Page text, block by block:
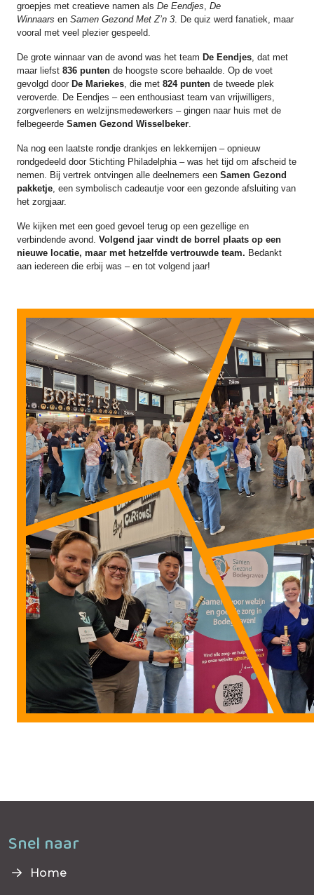
groepjes met creatieve namen als De Eendjes, De
Winnaars en Samen Gezond Met Z’n 3. De quiz werd fanatiek, maar
vooral met veel plezier gespeeld.
De grote winnaar van de avond was het team De Eendjes, dat met
maar liefst 836 punten de hoogste score behaalde. Op de voet
gevolgd door De Mariekes, die met 824 punten de tweede plek
veroverde. De Eendjes – een enthousiast team van vrijwilligers,
zorgverleners en welzijnsmedewerkers – gingen naar huis met de
felbegeerde Samen Gezond Wisselbeker.
Na nog een laatste rondje drankjes en lekkernijen – opnieuw
rondgedeeld door Stichting Philadelphia – was het tijd om afscheid te
nemen. Bij vertrek ontvingen alle deelnemers een Samen Gezond
pakketje, een symbolisch cadeautje voor een gezonde afsluiting van
het zorgjaar.
We kijken met een goed gevoel terug op een gezellige en
verbindende avond. Volgend jaar vindt de borrel plaats op een
nieuwe locatie, maar met hetzelfde vertrouwde team. Bedankt
aan iedereen die erbij was – en tot volgend jaar!
Snel naar
Home